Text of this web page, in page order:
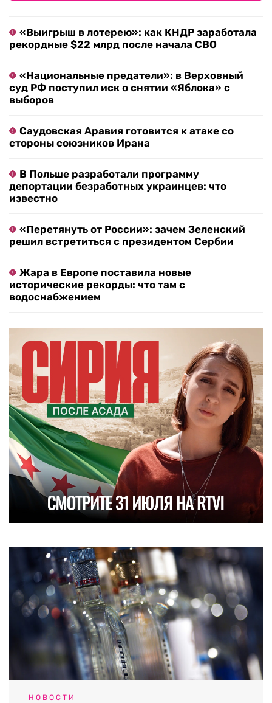
«Выигрыш в лотерею»: как КНДР заработала
рекордные $22 млрд после начала СВО
«Национальные предатели»: в Верховный
суд РФ поступил иск о снятии «Яблока» с
выборов
Саудовская Аравия готовится к атаке со
стороны союзников Ирана
В Польше разработали программу
депортации безработных украинцев: что
известно
«Перетянуть от России»: зачем Зеленский
решил встретиться с президентом Сербии
Жара в Европе поставила новые
исторические рекорды: что там с
водоснабжением
НОВОСТИ